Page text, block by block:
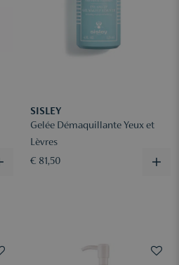
SISLEY
Gelée Démaquillante Yeux et
Lèvres
€ 81,50